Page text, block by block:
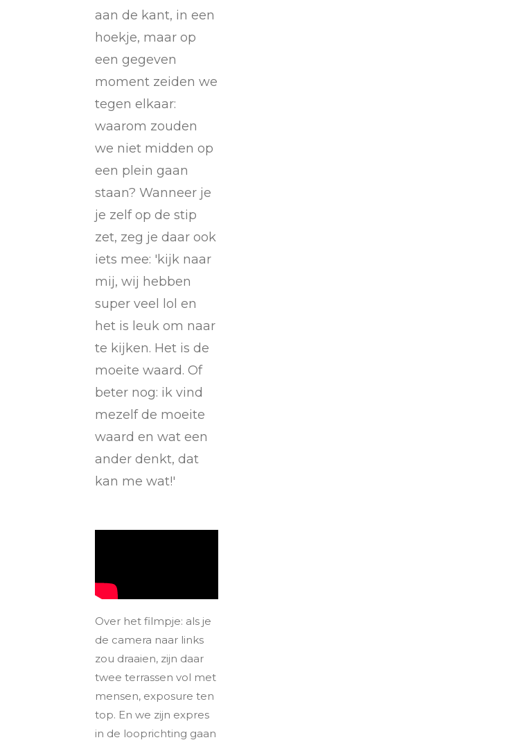
aan de kant, in een
hoekje, maar op
een gegeven
moment zeiden we
tegen elkaar:
waarom zouden
we niet midden op
een plein gaan
staan? Wanneer je
je zelf op de stip
zet, zeg je daar ook
iets mee: 'kijk naar
mij, wij hebben
super veel lol en
het is leuk om naar
te kijken. Het is de
moeite waard. Of
beter nog: ik vind
mezelf de moeite
waard en wat een
ander denkt, dat
kan me wat!'
Over het filmpje: als je
de camera naar links
zou draaien, zijn daar
twee terrassen vol met
mensen, exposure ten
top. En we zijn expres
in de looprichting gaan